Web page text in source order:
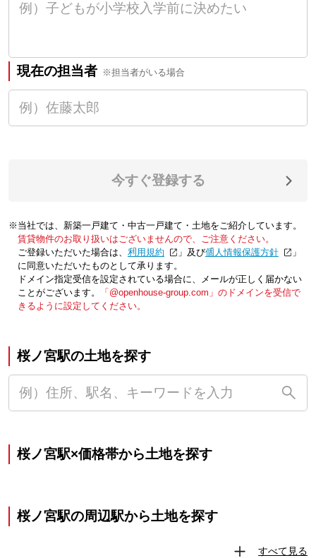
現在の担当者 ※担当者がいる場合
今すぐ登録する
※当社では、新築一戸建て・中古一戸建て・土地をご紹介しています。
賃貸物件のお取り扱いはございませんので、ご注意ください。
ご登録いただいた場合は、「利用規約 」及び「個人情報保護方針
」
に同意いただいたものとして承ります。
ドメイン指定受信を設定されている場合に、メールが正しく届かない
ことがございます。
「@openhouse-group.com」のドメインを受信で
きるように設定してください。
桜ノ宮駅の土地を探す
桜ノ宮駅×価格帯から土地を探す
桜ノ宮駅の周辺駅から土地を探す
すべて見る